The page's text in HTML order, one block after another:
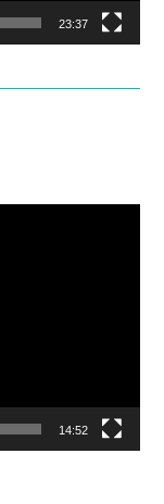
23:37
14:52